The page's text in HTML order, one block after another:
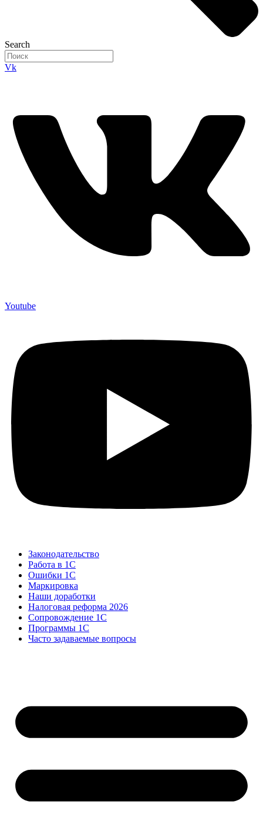
Search
Vk
Youtube
Законодательство
Работа в 1С
Ошибки 1С
Маркировка
Наши доработки
Налоговая реформа 2026
Сопровождение 1С
Программы 1С
Часто задаваемые вопросы